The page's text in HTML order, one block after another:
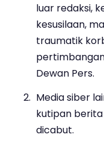
luar redaksi,
kesusilaan,
traumatik
Dewan Pers.
Media siber
kutipan
dicabut.